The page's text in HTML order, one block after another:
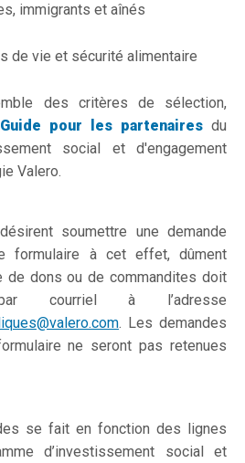
immigrants et aînés
de vie et sécurité alimentaire
des critères de sélection,
Guide pour les ​partenaires du
social et d'engagement
Valero.
soumettre une demande
formulaire à cet effet, dûment
de dons ou de commandites doit
courriel à l’adresse
. Les demandes
ne seront pas retenues
se fait en fonction des lignes
d’investissement social​​​​​ et